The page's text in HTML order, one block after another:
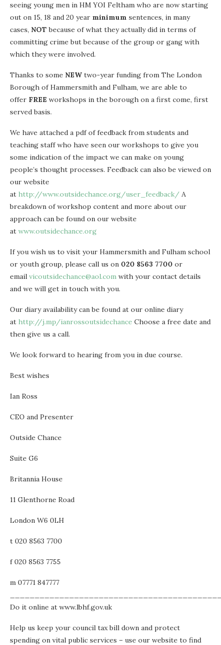
seeing young men in HM YOI Feltham who are now starting
out on 15, 18 and 20 year minimum sentences, in many
cases, NOT because of what they actually did in terms of
committing crime but because of the group or gang with
which they were involved.
Thanks to some NEWtwo-year funding from The London
Borough of Hammersmith and Fulham, we are able to
offer FREE workshops in the borough on a first come, first
served basis.
We have attached a pdf of feedback from students and
teaching staff who have seen our workshops to give you
some indication of the impact we can make on young
people’s thought processes. Feedback can also be viewed on
our website
at http://www.outsidechance.org/user_feedback/ A
breakdown of workshop content and more about our
approach can be found on our website
at www.outsidechance.org
If you wish us to visit your Hammersmith and Fulham school
or youth group, please call us on 020 8563 7700 or
email vicoutsidechance@aol.com with your contact details
and we will get in touch with you.
Our diary availability can be found at our online diary
at http://j.mp/ianrossoutsidechance Choose a free date and
then give us a call.
We look forward to hearing from you in due course.
Best wishes
Ian Ross
CEO and Presenter
Outside Chance
Suite G6
Britannia House
11 Glenthorne Road
London W6 0LH
t 020 8563 7700
f 020 8563 7755
m 07771 847777
Do it online at www.lbhf.gov.uk
Help us keep your council tax bill down and protect
spending on vital public services – use our website to find